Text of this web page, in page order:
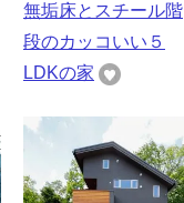
無垢床とスチール階
段のカッコいい５
LDKの家